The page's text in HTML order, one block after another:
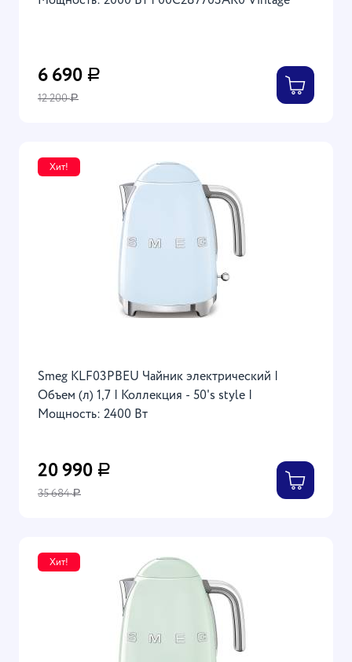
6 690 Р
12 200Р
Хит!
Smeg KLF03PBEU Чайник электрический |
Объем (л) 1,7 | Коллекция - 50's style |
Мощность: 2400 Вт
20 990 Р
35 684Р
Хит!